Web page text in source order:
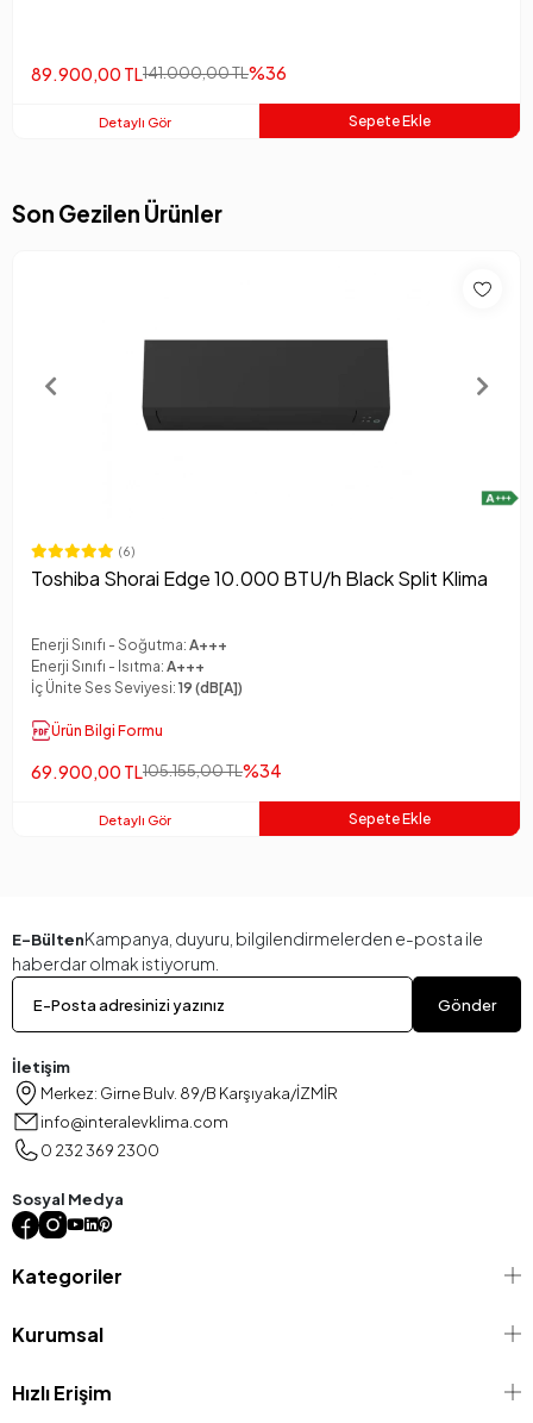
89.900,00 TL 141.000,00 TL%36
Detaylı Gör Sepete Ekle
Son Gezilen Ürünler
(6)
Toshiba Shorai Edge 10.000 BTU/h Black Split Klima
Enerji Sınıfı - Soğutma: A+++
Enerji Sınıfı - Isıtma: A+++
İç Ünite Ses Seviyesi: 19 (dB[A])
Ürün Bilgi Formu
69.900,00 TL 105.155,00 TL%34
Detaylı Gör Sepete Ekle
E-BültenKampanya, duyuru, bilgilendirmelerden e-posta ile
haberdar olmak istiyorum.
Gönder
İletişim
Merkez: Girne Bulv. 89/B Karşıyaka/İZMİR
info@interalevklima.com
0 232 369 2300
Sosyal Medya
Kategoriler
Kurumsal
Hızlı Erişim